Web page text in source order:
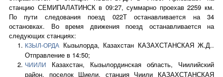
станцию СЕМИПАЛАТИНСК в 09:27, суммарно проехав 2259 км.
По пути следования поезд 022Т останавливается на 34
остановках. Во время движения поезд останавливается на
следующих станциях:
КЗЫЛ-ОРДА
Кызылорда, Казахстан КАЗАХСТАНСКАЯ Ж.Д..
Отправление в 14:50;
ЧИИЛИ
Казахстан, Кызылординская область, Чиилийский
район, поселок Шиели, станция Чиили КАЗАХСТАНСКАЯ